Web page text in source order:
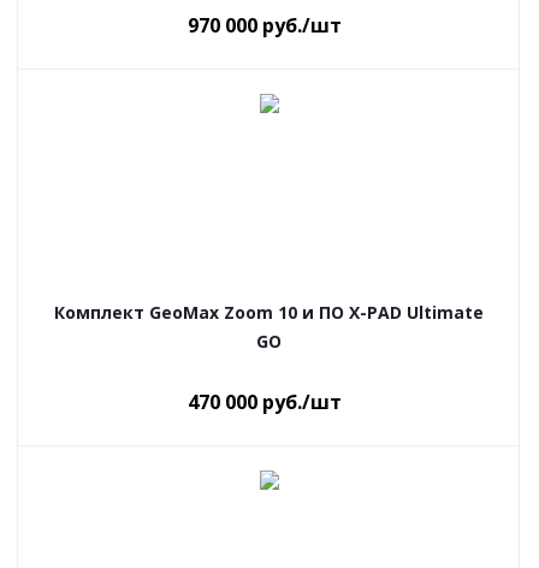
970 000 руб./шт
Комплект GeoMax Zoom 10 и ПО X-PAD Ultimate
GO
470 000 руб./шт